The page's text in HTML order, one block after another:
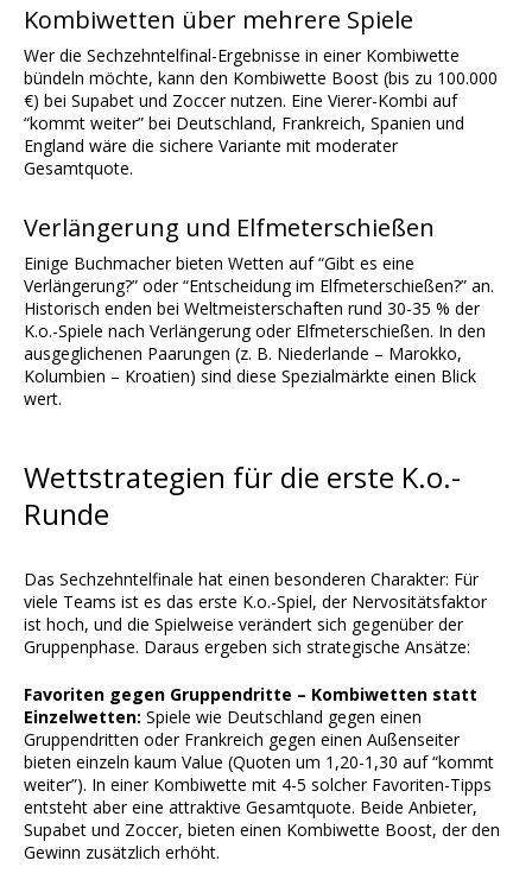
Kombiwetten über mehrere Spiele
Wer die Sechzehntelfinal-Ergebnisse in einer Kombiwette
bündeln möchte, kann den Kombiwette Boost (bis zu 100.000
€) bei Supabet und Zoccer nutzen. Eine Vierer-Kombi auf
“kommt weiter” bei Deutschland, Frankreich, Spanien und
England wäre die sichere Variante mit moderater
Gesamtquote.
Verlängerung und Elfmeterschießen
Einige Buchmacher bieten Wetten auf “Gibt es eine
Verlängerung?” oder “Entscheidung im Elfmeterschießen?” an.
Historisch enden bei Weltmeisterschaften rund 30-35 % der
K.o.-Spiele nach Verlängerung oder Elfmeterschießen. In den
ausgeglichenen Paarungen (z. B. Niederlande – Marokko,
Kolumbien – Kroatien) sind diese Spezialmärkte einen Blick
wert.
Wettstrategien für die erste K.o.-
Runde
Das Sechzehntelfinale hat einen besonderen Charakter: Für
viele Teams ist es das erste K.o.-Spiel, der Nervositätsfaktor
ist hoch, und die Spielweise verändert sich gegenüber der
Gruppenphase. Daraus ergeben sich strategische Ansätze:
Favoriten gegen Gruppendritte – Kombiwetten statt
Einzelwetten: Spiele wie Deutschland gegen einen
Gruppendritten oder Frankreich gegen einen Außenseiter
bieten einzeln kaum Value (Quoten um 1,20-1,30 auf “kommt
weiter”). In einer Kombiwette mit 4-5 solcher Favoriten-Tipps
entsteht aber eine attraktive Gesamtquote. Beide Anbieter,
Supabet und Zoccer, bieten einen Kombiwette Boost, der den
Gewinn zusätzlich erhöht.